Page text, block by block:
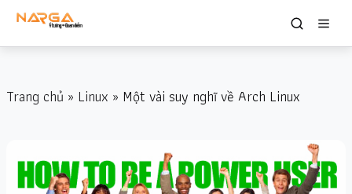
Trang chủ » Linux » Một vài suy nghĩ về Arch Linux